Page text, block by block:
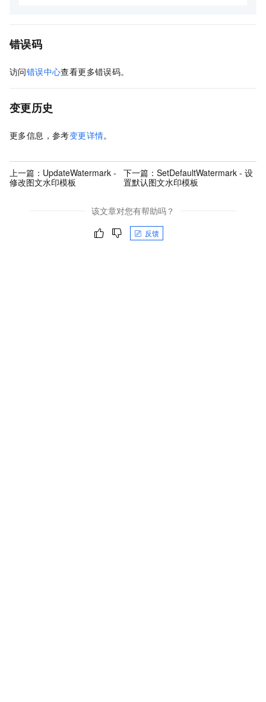
错误码
访问错误中心查看更多错误码。
变更历史
更多信息，参考变更详情。
上一篇： UpdateWatermark -
修改图文水印模板
下一篇：SetDefaultWatermark - 设
置默认图文水印模板
该文章对您有帮助吗？
反馈